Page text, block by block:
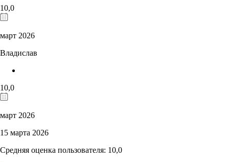
10,0
март 2026
Владислав
10,0
март 2026
15 марта 2026
Средняя оценка пользователя: 10,0